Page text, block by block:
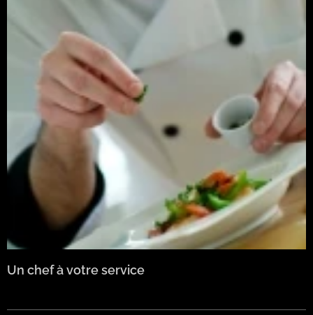
Un chef à votre service